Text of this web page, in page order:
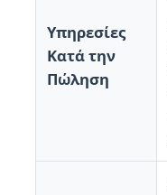
Γύρος εργοστασίων
επαφή
Υπηρεσίες
Κατά την
Πώληση